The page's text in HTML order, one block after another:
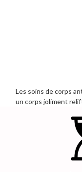
Les soins de corps
un corps joliment